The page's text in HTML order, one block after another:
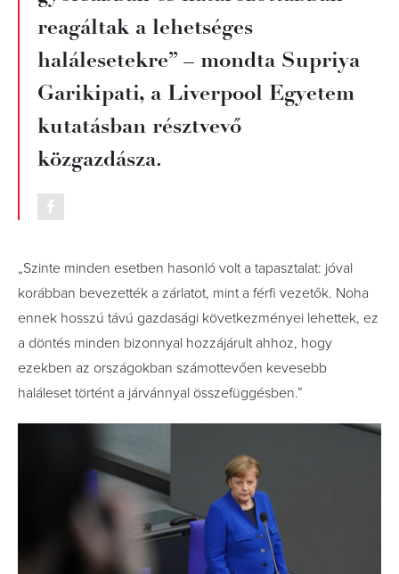
reagáltak a lehetséges
halálesetekre” – mondta Supriya
Garikipati, a Liverpool Egyetem
kutatásban résztvevő
közgazdásza.
„Szinte minden esetben hasonló volt a tapasztalat: jóval
korábban bevezették a zárlatot, mint a férfi vezetők. Noha
ennek hosszú távú gazdasági következményei lehettek, ez
a döntés minden bizonnyal hozzájárult ahhoz, hogy
ezekben az országokban számottevően kevesebb
haláleset történt a járvánnyal összefüggésben.”